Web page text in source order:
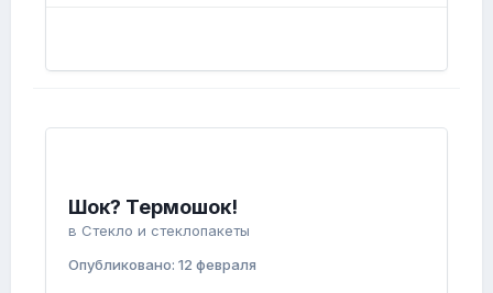
P.S. Может переименовать тему в
Шок? Термошок!
в Стекло и стеклопакеты
Опубликовано: 12 февраля